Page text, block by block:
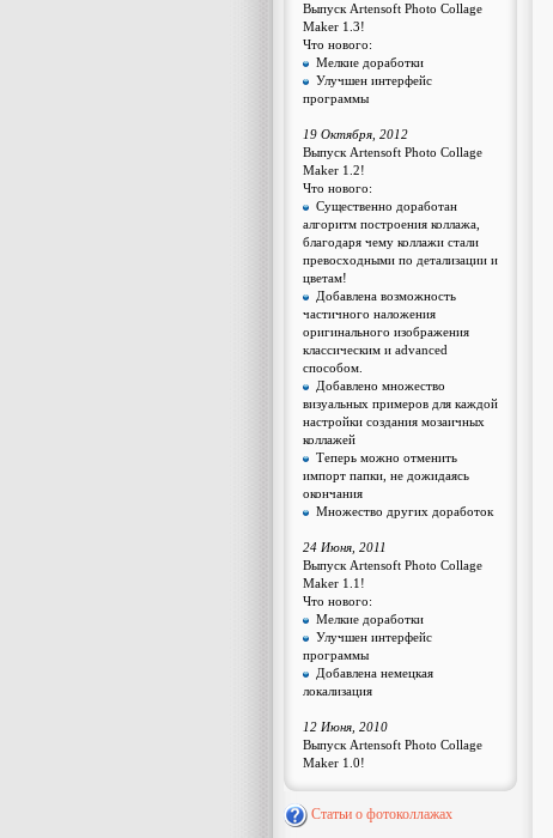
Выпуск Artensoft Photo Collage
Maker 1.3!
Что нового:
Мелкие доработки
Улучшен интерфейс
программы
19 Октября, 2012
Выпуск Artensoft Photo Collage
Maker 1.2!
Что нового:
Существенно доработан
алгоритм построения коллажа,
благодаря чему коллажи стали
превосходными по детализации и
цветам!
Добавлена возможность
частичного наложения
оригинального изображения
классическим и advanced
способом.
Добавлено множество
визуальных примеров для каждой
настройки создания мозаичных
коллажей
Теперь можно отменить
импорт папки, не дожидаясь
окончания
Множество других доработок
24 Июня, 2011
Выпуск Artensoft Photo Collage
Maker 1.1!
Что нового:
Мелкие доработки
Улучшен интерфейс
программы
Добавлена немецкая
локализация
12 Июня, 2010
Выпуск Artensoft Photo Collage
Maker 1.0!
Статьи о фотоколлажах